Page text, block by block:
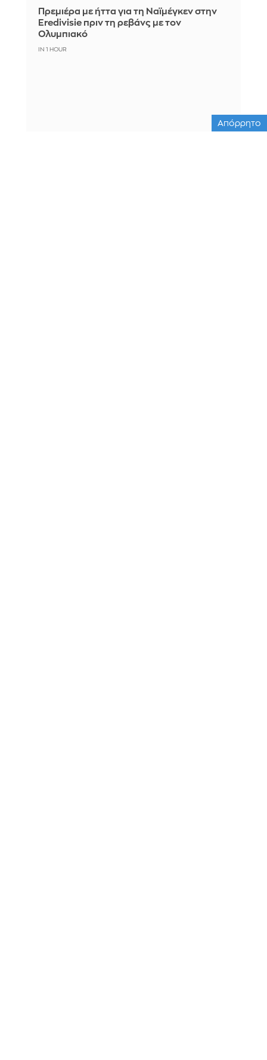
Πρεμιέρα με ήττα για τη Ναϊμέγκεν στην
Eredivisie πριν τη ρεβάνς με τον
Ολυμπιακό
IN 1 HOUR
Απόρρητο